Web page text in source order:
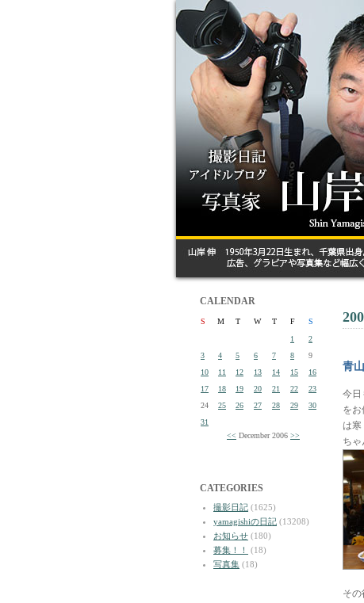
CALENDAR
S M T W T F
S
1
2
3
4 5 6 7 8
9
10
11 12 13 14 15
16
17
18 19 20 21 22
23
24
25 26 27 28 29
30
31
<< December 2006 >>
CATEGORIES
撮影日記 (1625)
yamagishiの日記 (13208)
お知らせ (180)
募集！！
(18)
写真集 (18)
青
今日
を
は
ちゃ
そ